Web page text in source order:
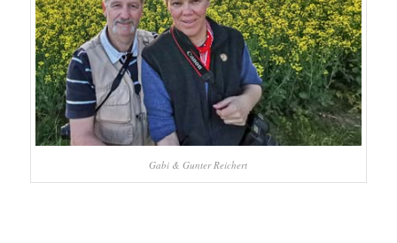
Gabi & Gunter Reichert